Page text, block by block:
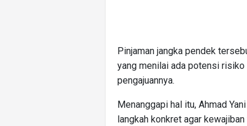
Pinjaman jangka pendek
yang menilai ada potensi
pengajuannya.
Menanggapi hal itu, Ahmad
langkah konkret agar